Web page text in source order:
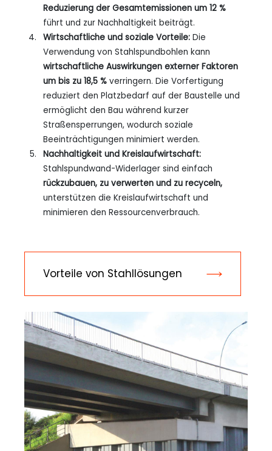
Reduzierung der Gesamtemissionen um 12 %
führt und zur Nachhaltigkeit beiträgt.
Wirtschaftliche und soziale Vorteile:Die
Verwendung von Stahlspundbohlen kann
wirtschaftliche Auswirkungen externer Faktoren
um bis zu 18,5 %verringern. Die Vorfertigung
reduziert den Platzbedarf auf der Baustelle und
ermöglicht den Bau während kurzer
Straßensperrungen, wodurch soziale
Beeinträchtigungen minimiert werden.
Nachhaltigkeit und Kreislaufwirtschaft:
Stahlspundwand-Widerlager sind einfach
rückzubauen, zu verwerten und zu recyceln,
unterstützen die Kreislaufwirtschaft und
minimieren den Ressourcenverbrauch.
Vorteile von Stahllösungen